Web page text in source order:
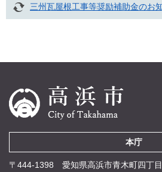
三州瓦屋根工事等奨励補助金のお
本庁
〒444-1398 愛知県高浜市青木町四丁